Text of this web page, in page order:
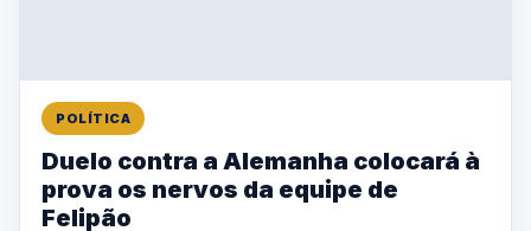
POLÍTICA
Duelo contra a Alemanha colocará à
prova os nervos da equipe de
Felipão